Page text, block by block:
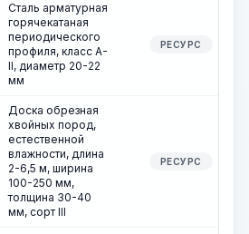
Сталь арматурная
горячекатаная
периодического
профиля, класс A-
II, диаметр 20-22
мм
РЕСУРС
Доска обрезная
хвойных пород,
естественной
влажности, длина
2-6,5 м, ширина
100-250 мм,
толщина 30-40
мм, сорт III
РЕСУРС